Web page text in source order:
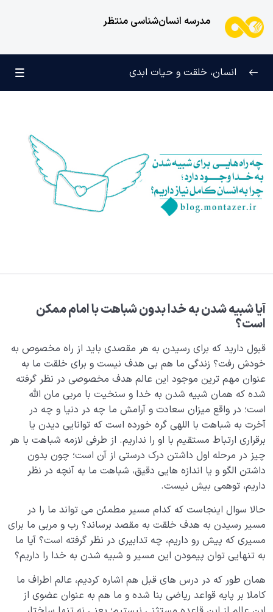
مدرسه انسان‌شناسی منتظر
0/5
چرا آفریده شده‌ایم؟ 0/4
راز شادی و آرامش پایدار
مسیر کیست؟
غفلت و بی توجهی در چه اموری خوب و در چه اموری بد
است؟
انسان خلیفه خداست یعنی چه و آیا این مقام تمام
انسانهاست؟
موانع رشد انسانی و رسیدن به مقام خلیفگی خدا چیست؟
منظور از عنصر وجودی چیست؛ آیا روح هم مثل جسم دارای
عنصر وجودی است؟
مفهوم حقیقی امام مبین چیست و چه ارتباطی با انسان و
هدف خلقت او دارد؟
مفهوم مرگ جاهلیت چیست و چه ارتباطی با شناخت امام
دارد؟
چه راه هایی برای شبیه شدن به خدا وجود دارد؛ چرا به
انسان کامل نیاز داریم؟
چه ارتباطی بین شناخت خدا و ائمه (علیهم السلام) وجود
دارد؟
انسان، خلقت و حیات ابدی
آیا شبیه شدن به خدا بدون شباهت با امام ممکن
است؟
قبول دارید که برای رسیدن به هر مقصدی باید از راه مخصوص به
خودش رفت؟ زندگی ما هم بی هدف نیست و برای خلقت ما به
عنوان مهم ترین موجود این عالم هدف مخصوصی در نظر گرفته
شده که همان شبیه شدن به خدا و سنخیت با مربی مان الله
است؛ در واقع میزان سعادت و آرامش ما چه در دنیا و چه در
آخرت به شباهت با اللهی گره خورده است که توانایی دیدن یا
برقراری ارتباط مستقیم با او را نداریم. از طرفی لازمه شباهت با هر
چیز در مرحله اول داشتن درک درستی از آن است؛ چون بدون
داشتن الگو و یا اندازه هایی دقیق، شباهت ما به آنچه در نظر
داریم، توهمی بیش نیست.
حالا سوال اینجاست که کدام مسیر مطمئن می تواند ما را در
مسیر رسیدن به هدف خلقت به مقصد برساند؟ رب و مربی ما برای
مسیری که پیش رو داریم، چه تدابیری در نظر گرفته است؟ آیا ما
به تنهایی توان پیمودن این مسیر و شبیه شدن به خدا را داریم؟
همان طور که در درس های قبل هم اشاره کردیم، عالم اطراف ما
کاملا بر پایه قواعد ریاضی بنا شده و ما هم به عنوان عضوی از